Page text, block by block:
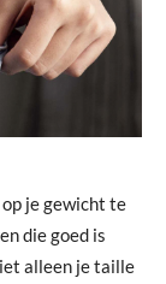
je gewicht te
die goed is
alleen je taille